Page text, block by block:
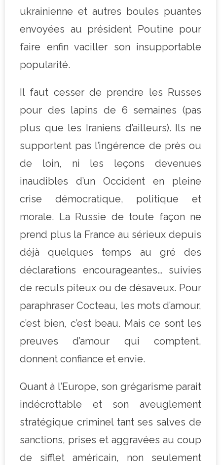
ukrainienne et autres boules puantes
envoyées au président Poutine pour
faire enfin vaciller son insupportable
popularité.
Il faut cesser de prendre les Russes
pour des lapins de 6 semaines (pas
plus que les Iraniens d’ailleurs). Ils ne
supportent pas l’ingérence de près ou
de loin, ni les leçons devenues
inaudibles d’un Occident en pleine
crise démocratique, politique et
morale. La Russie de toute façon ne
prend plus la France au sérieux depuis
déjà quelques temps au gré des
déclarations encourageantes… suivies
de reculs piteux ou de désaveux. Pour
paraphraser Cocteau, les mots d’amour,
c’est bien, c’est beau. Mais ce sont les
preuves d’amour qui comptent,
donnent confiance et envie.
Quant à l’Europe, son grégarisme parait
indécrottable et son aveuglement
stratégique criminel tant ses salves de
sanctions, prises et aggravées au coup
de sifflet américain, non seulement